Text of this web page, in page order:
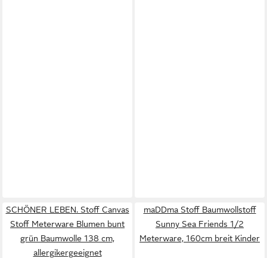
SCHÖNER LEBEN. Stoff Canvas
Stoff Meterware Blumen bunt
grün Baumwolle 138 cm,
allergikergeeignet
maDDma Stoff Baumwollstoff
Sunny Sea Friends 1/2
Meterware, 160cm breit Kinder